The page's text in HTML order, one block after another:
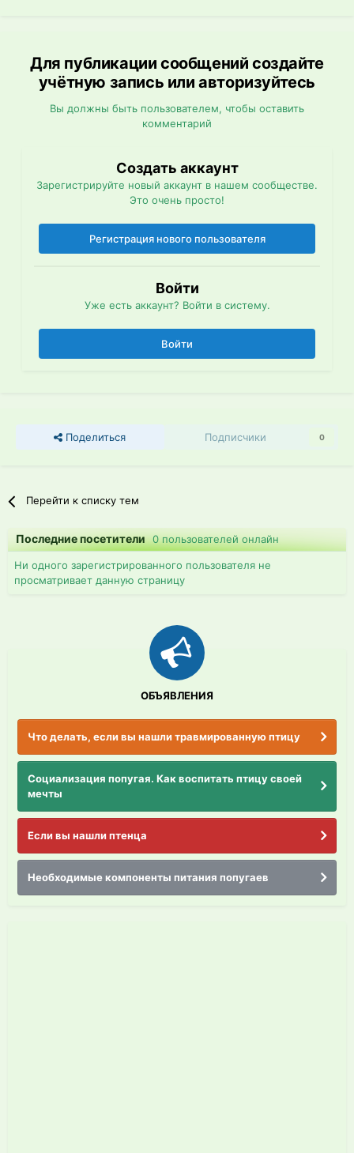
Для публикации сообщений создайте
учётную запись или авторизуйтесь
Вы должны быть пользователем, чтобы оставить
комментарий
Создать аккаунт
Зарегистрируйте новый аккаунт в нашем сообществе.
Это очень просто!
Регистрация нового пользователя
Войти
Уже есть аккаунт? Войти в систему.
Войти
Поделиться Подписчики 0
Перейти к списку тем
Последние посетители0 пользователей онлайн
Ни одного зарегистрированного пользователя не
просматривает данную страницу
ОБЪЯВЛЕНИЯ
Что делать, если вы нашли травмированную птицу
Социализация попугая. Как воспитать птицу своей
мечты
Если вы нашли птенца
Необходимые компоненты питания попугаев